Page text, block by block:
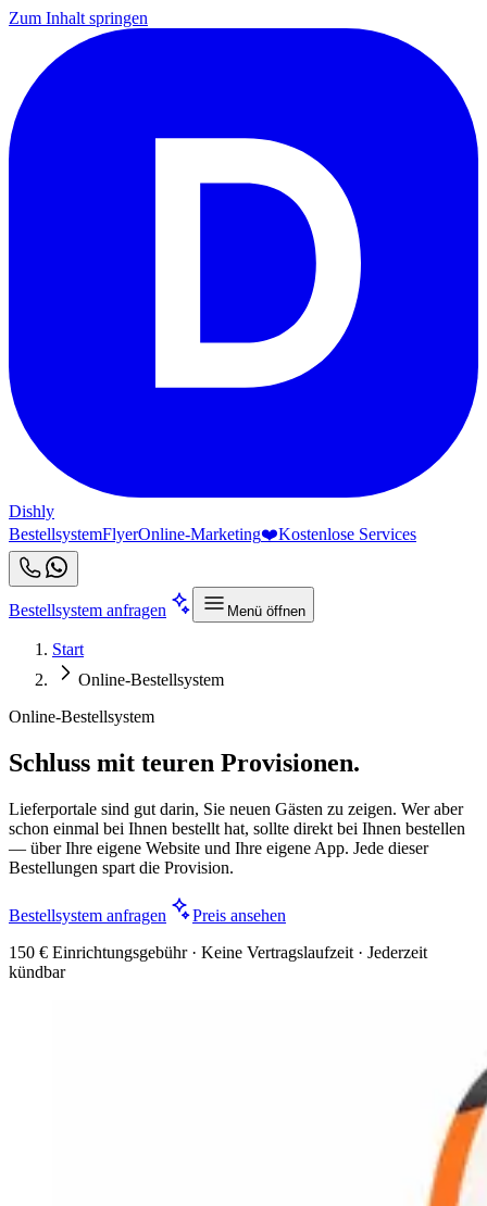
Zum Inhalt springen
Dishly
BestellsystemFlyerOnline-Marketing❤️Kostenlose Services
Bestellsystem anfragen Menü öffnen
Start
Online-Bestellsystem
Online-Bestellsystem
Schluss mit teuren Provisionen.
Lieferportale sind gut darin, Sie neuen Gästen zu zeigen. Wer aber
schon einmal bei Ihnen bestellt hat, sollte direkt bei Ihnen bestellen
— über Ihre eigene Website und Ihre eigene App. Jede dieser
Bestellungen spart die Provision.
Bestellsystem anfragen
Preis ansehen
150 € Einrichtungsgebühr · Keine Vertragslaufzeit · Jederzeit
kündbar